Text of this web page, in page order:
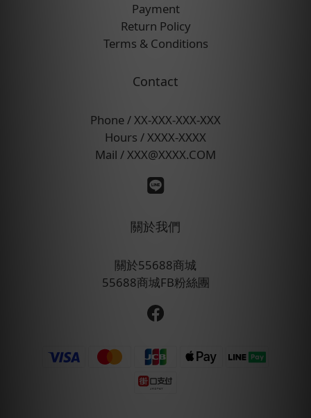
Payment
Return Policy
Terms & Conditions
Contact
Phone / XX-XXX-XXX-XXX
Hours / XXXX-XXXX
Mail / XXX@XXXX.COM
關於我們
關於55688商城
55688商城FB粉絲團